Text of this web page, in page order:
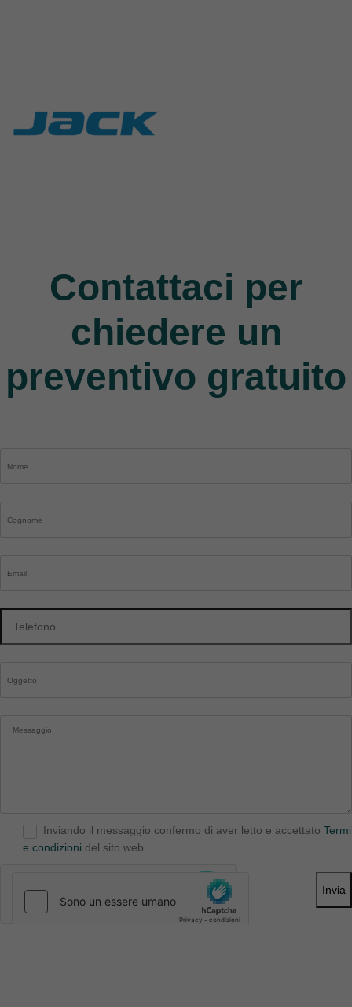
Contattaci per
chiedere un
preventivo gratuito
Inviando il messaggio confermo di aver letto e accettato
e condizioni del sito web
Invia